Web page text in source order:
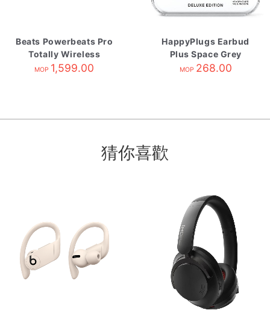
Beats Powerbeats Pro
Totally Wireless
Earphones Ivory
MOP 1,599.00
HappyPlugs Earbud
Plus Space Grey
MOP 268.00
猜你喜歡